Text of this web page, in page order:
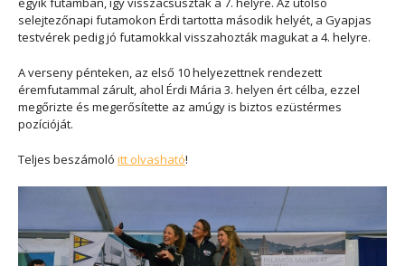
selejtezőnapi futamokon Érdi tartotta második helyét, a Gyapjas
testvérek pedig jó futamokkal visszahozták magukat a 4. helyre.
A verseny pénteken, az első 10 helyezettnek rendezett
éremfutammal zárult, ahol Érdi Mária 3. helyen ért célba, ezzel
megőrizte és megerősítette az amúgy is biztos ezüstérmes
pozícióját.
Teljes beszámoló itt olvasható!